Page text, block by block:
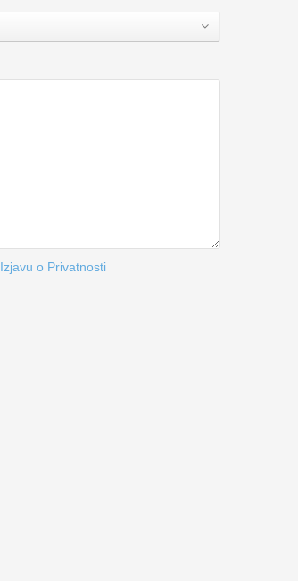
Izjavu o Privatnosti